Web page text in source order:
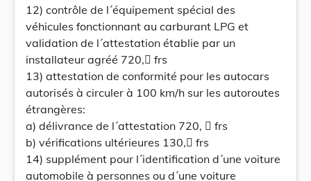
12) contrôle de l´équipement spécial des
véhicules fonctionnant au carburant LPG et
validation de l´attestation établie par un
installateur agréé 720, frs
13) attestation de conformité pour les autocars
autorisés à circuler à 100 km/h sur les autoroutes
étrangères:
a) délivrance de l´attestation 720,  frs
b) vérifications ultérieures 130, frs
14) supplément pour l´identification d´une voiture
automobile à personnes ou d´une voiture